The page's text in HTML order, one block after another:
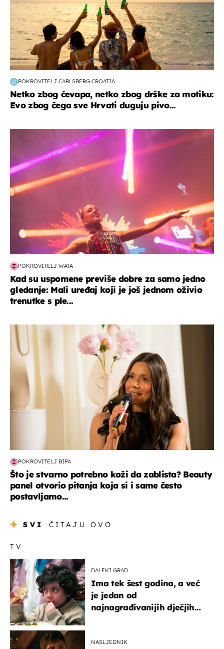
POKROVITELJ CARLSBERG CROATIA
Netko zbog ćevapa, netko zbog drške za motiku:
Evo zbog čega sve Hrvati duguju pivo...
POKROVITELJ WATA
Kad su uspomene previše dobre za samo jedno
gledanje: Mali uređaj koji je još jednom oživio
trenutke s ple...
moda & ljepota
POKROVITELJ BIPA
Što je stvarno potrebno koži da zablista? Beauty
panel otvorio pitanja koja si i same često
postavljamo...
SVI ČITAJU OVO
TV
DALEKI GRAD
Ima tek šest godina, a već
je jedan od
najnagrađivanijih dječjih
NASLJEDNIK